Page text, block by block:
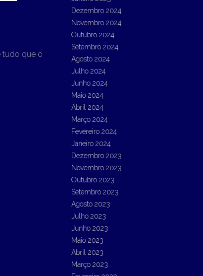
tudo que o
Dezembro 2024
Novembro 2024
Outubro 2024
Setembro 2024
Agosto 2024
Julho 2024
Junho 2024
Maio 2024
Abril 2024
Março 2024
Fevereiro 2024
Janeiro 2024
Dezembro 2023
Novembro 2023
Outubro 2023
Setembro 2023
Agosto 2023
Julho 2023
Junho 2023
Maio 2023
Abril 2023
Março 2023